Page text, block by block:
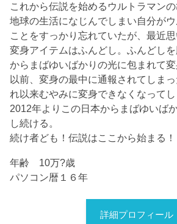
これから伝説を始めるウルトラマンの
地球の生活になじんでしまい自分が
ことをすっかり忘れていたが、最近思
変身アイテムはふんどし。ふんどし
からまばゆいばかりの光に包まれて変
以前、変身の最中に通報されてしま
れ以来むやみに変身できなくなってし
2012年よりこの日本からまばゆいば
し続ける。
続け者ども！伝説はここから始まる！
年齢 10万?歳
パソコン暦１６年
詳細プロフィール